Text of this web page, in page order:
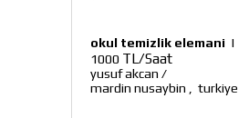
okul temizlik elemani |
1000 TL/Saat
yusuf akcan /
mardin nusaybin
turkiye